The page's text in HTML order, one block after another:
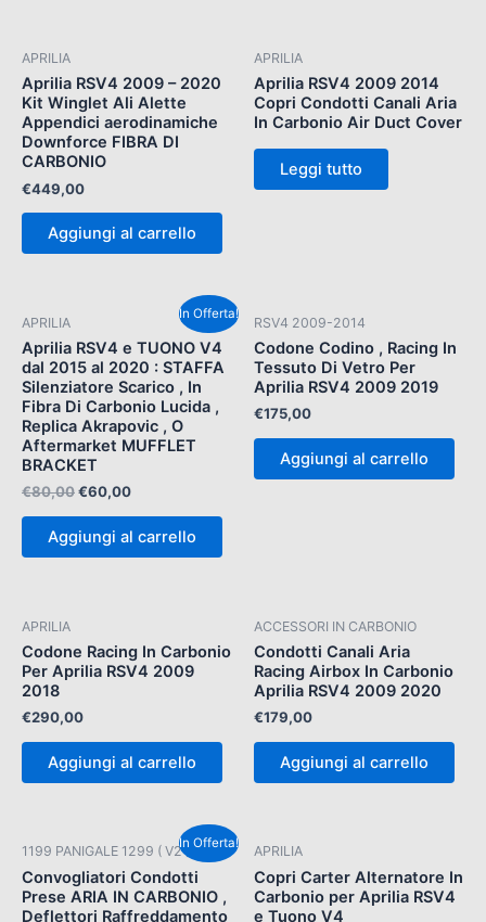
APRILIA
Aprilia RSV4 2009 – 2020
Kit Winglet Ali Alette
Appendici aerodinamiche
Downforce FIBRA DI
CARBONIO
€449,00
Aggiungi al carrello
APRILIA
Aprilia RSV4 2009 2014
Copri Condotti Canali Aria
In Carbonio Air Duct Cover
Leggi tutto
In Offerta!
APRILIA
Aprilia RSV4 e TUONO V4
dal 2015 al 2020 : STAFFA
Silenziatore Scarico , In
Fibra Di Carbonio Lucida ,
Replica Akrapovic , O
Aftermarket MUFFLET
BRACKET
€80,00
originale
era:
€80,00.
€60,00
attuale
è:
€60,00.
Aggiungi al carrello
RSV4 2009-2014
Codone Codino , Racing In
Tessuto Di Vetro Per
Aprilia RSV4 2009 2019
€175,00
Aggiungi al carrello
APRILIA
Codone Racing In Carbonio
Per Aprilia RSV4 2009
2018
€290,00
Aggiungi al carrello
ACCESSORI IN CARBONIO
Condotti Canali Aria
Racing Airbox In Carbonio
Aprilia RSV4 2009 2020
€179,00
Aggiungi al carrello
In Offerta!
1199 PANIGALE 1299 ( V2 )
Convogliatori Condotti
Prese ARIA IN CARBONIO ,
Deflettori Raffreddamento
prezzo
originale
era:
€120,00.
prezzo
attuale
è:
€90,00.
APRILIA
Copri Carter Alternatore In
Carbonio per Aprilia RSV4
e Tuono V4